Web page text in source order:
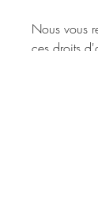
Nous vous
ces droits